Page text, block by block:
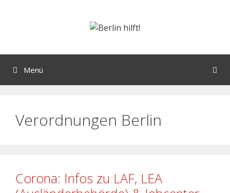
Menü
Verordnungen Berlin
Corona: Infos zu LAF, LEA